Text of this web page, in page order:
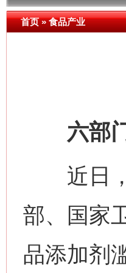
首页»食品产业
六部门
近日，
部、国家
品添加剂